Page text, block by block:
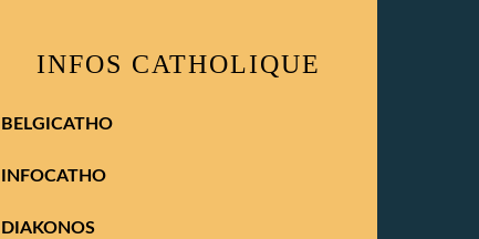
INFOS CATHOLIQUE
BELGICATHO
INFOCATHO
DIAKONOS